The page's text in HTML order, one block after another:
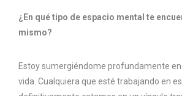
¿En qué tipo de espacio mental te
mismo?
Estoy sumergiéndome profundamente
vida. Cualquiera que esté trabajando en